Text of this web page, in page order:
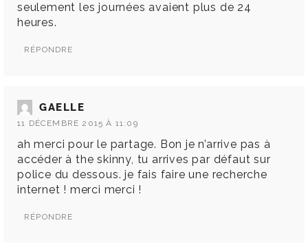
seulement les journées avaient plus de 24
heures.
RÉPONDRE
GAELLE
11 DÉCEMBRE 2015 À 11:09
ah merci pour le partage. Bon je n’arrive pas à
accéder à the skinny, tu arrives par défaut sur
police du dessous. je fais faire une recherche
internet ! merci merci !
RÉPONDRE